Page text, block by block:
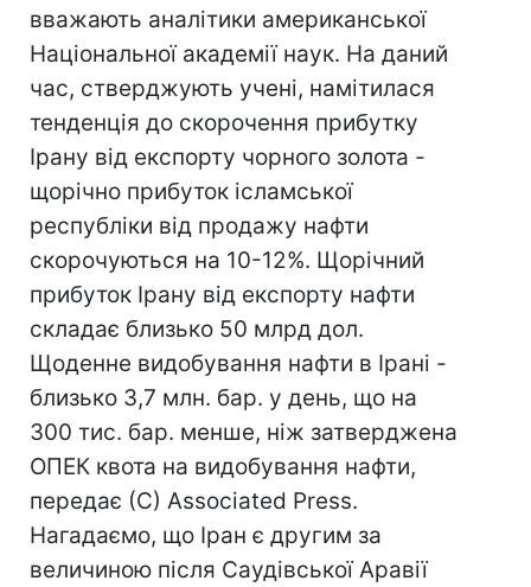
вважають аналітики американської
Національної академії наук. На даний
час, стверджують учені, намітилася
тенденція до скорочення прибутку
Ірану від експорту чорного золота -
щорічно прибуток ісламської
республіки від продажу нафти
скорочуються на 10-12%. Щорічний
прибуток Ірану від експорту нафти
складає близько 50 млрд дол.
Щоденне видобування нафти в Ірані -
близько 3,7 млн. бар. у день, що на
300 тис. бар. менше, ніж затверджена
ОПЕК квота на видобування нафти,
передає (С) Associated Press.
Нагадаємо, що Іран є другим за
величиною після Саудівської Аравії